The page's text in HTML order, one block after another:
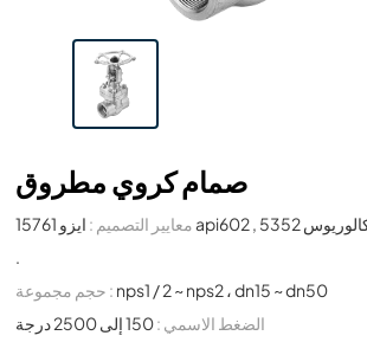
صمام كروي مطروق
معايير التصميم :
ايزو 15761 api602 , بكالوريوس 5352 ASME b16.34 , الخ
.
حجم مجموعة : nps1 / 2 ~ nps2 ، dn15 ~ dn50
الضغط الاسمي :150 إلى 2500 درجة